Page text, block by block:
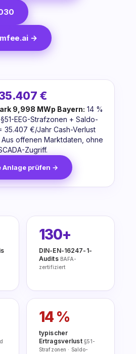
→
€
9,998 MWp Bayern: 14 %
EEG-Strafzonen + Saldo-
35.407 €/Jahr Cash-Verlust
offenen Marktdaten, ohne
Zugriff.
Anlage prüfen →
130+
DIN-EN-16247-1-
Audits BAFA-
zertifiziert
14 %
typischer
Ertragsverlust §51-
Strafzonen · Saldo-